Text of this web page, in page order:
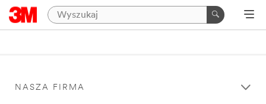
NASZA FIRMA